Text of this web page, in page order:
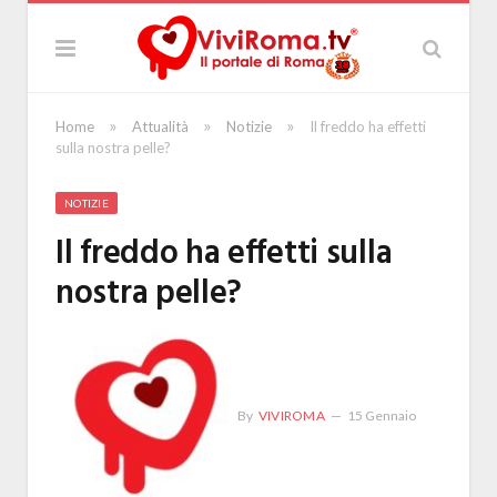
Home » Attualità » Notizie »
Il freddo ha effetti
sulla nostra pelle?
NOTIZIE
Il freddo ha effetti sulla
nostra pelle?
By VIVIROMA 15 Gennaio